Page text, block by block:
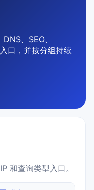
、SEO、
口，并按分组持续
和查询类型入口。